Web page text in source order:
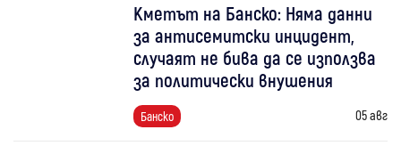
Кметът на Банско: Няма данни
за антисемитски инцидент,
случаят не бива да се използва
за политически внушения
Банско 05 авг